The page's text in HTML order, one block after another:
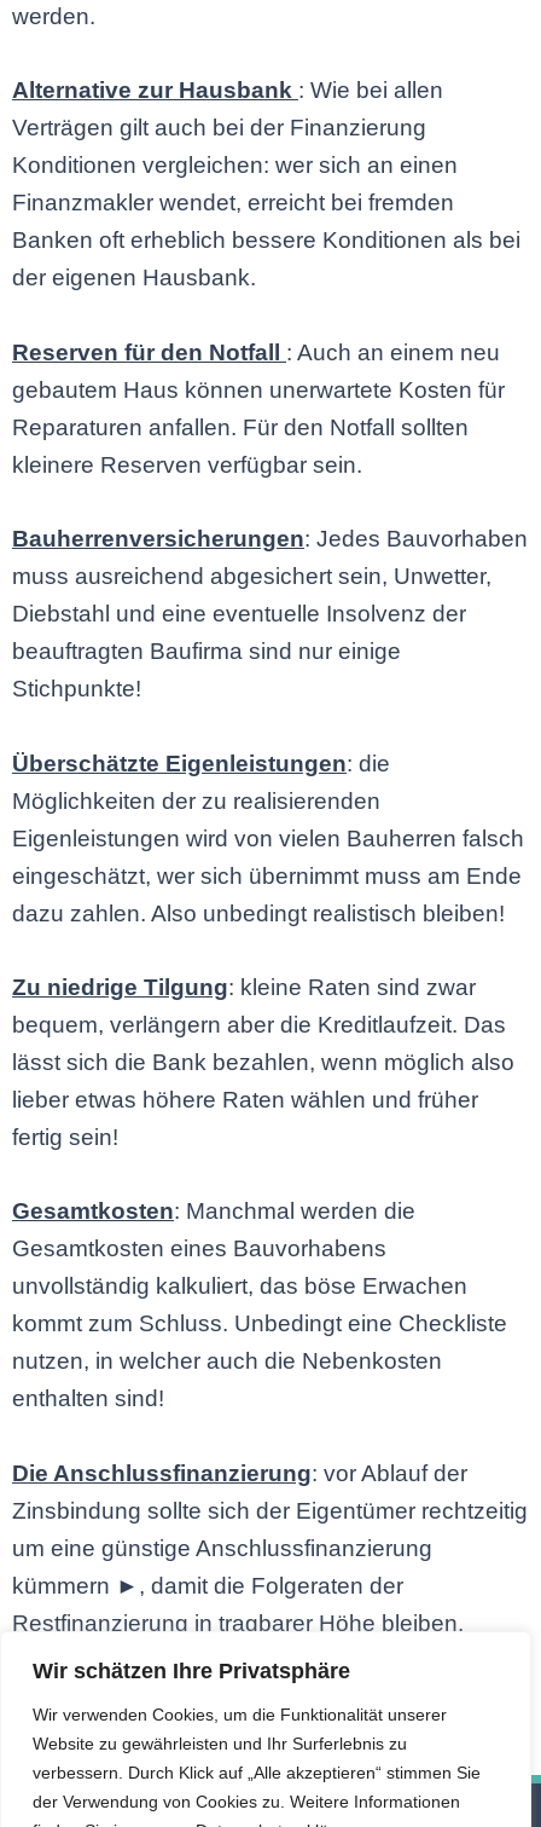
Wir schätzen Ihre Privatsphäre
Wir verwenden Cookies, um die Funktionalität unserer
Website zu gewährleisten und Ihr Surferlebnis zu
verbessern. Durch Klick auf „Alle akzeptieren“ stimmen Sie
der Verwendung von Cookies zu. Weitere Informationen
werden.
Alternative zur Hausbank : Wie bei allen
Verträgen gilt auch bei der Finanzierung
Konditionen vergleichen: wer sich an einen
Finanzmakler wendet, erreicht bei fremden
Banken oft erheblich bessere Konditionen als bei
der eigenen Hausbank.
Reserven für den Notfall : Auch an einem neu
gebautem Haus können unerwartete Kosten für
Reparaturen anfallen. Für den Notfall sollten
kleinere Reserven verfügbar sein.
Bauherrenversicherungen: Jedes Bauvorhaben
muss ausreichend abgesichert sein, Unwetter,
Diebstahl und eine eventuelle Insolvenz der
beauftragten Baufirma sind nur einige
Stichpunkte!
Überschätzte Eigenleistungen: die
Möglichkeiten der zu realisierenden
Eigenleistungen wird von vielen Bauherren falsch
eingeschätzt, wer sich übernimmt muss am Ende
dazu zahlen. Also unbedingt realistisch bleiben!
Zu niedrige Tilgung: kleine Raten sind zwar
bequem, verlängern aber die Kreditlaufzeit. Das
lässt sich die Bank bezahlen, wenn möglich also
lieber etwas höhere Raten wählen und früher
fertig sein!
Gesamtkosten: Manchmal werden die
Gesamtkosten eines Bauvorhabens
unvollständig kalkuliert, das böse Erwachen
kommt zum Schluss. Unbedingt eine Checkliste
nutzen, in welcher auch die Nebenkosten
enthalten sind!
Die Anschlussfinanzierung: vor Ablauf der
Zinsbindung sollte sich der Eigentümer rechtzeitig
um eine günstige Anschlussfinanzierung
kümmern ►, damit die Folgeraten der
Restfinanzierung in tragbarer Höhe bleiben.